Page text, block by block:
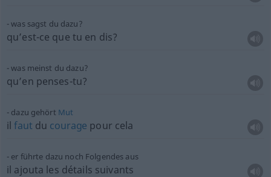
was sagst du dazu?
qu’est-ce que tu en dis?
was meinst du dazu?
qu’en penses-tu?
dazu gehört Mut
ilfaut du courage pour cela
er führte dazu noch Folgendes aus
il ajouta les détails suivants